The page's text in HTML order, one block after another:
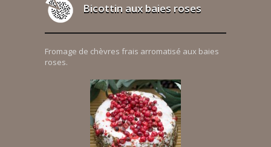
Bicottin aux baies roses
Fromage de chèvres frais arromatisé aux baies
roses.